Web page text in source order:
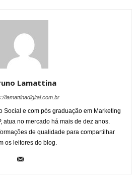
Lamattina
lamattinadigital.com.br
Social e com pós graduação em Marketing
atua no mercado há mais de dez anos.
de qualidade para compartilhar
os leitores do blog.